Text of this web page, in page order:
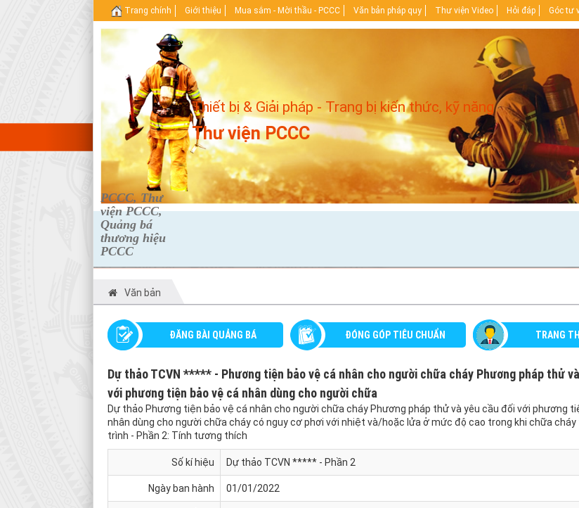
PCCC, Thư
viện PCCC,
Quảng bá
thương hiệu
PCCC
Thiết bị & Giải pháp - Trang bị kiến thức, kỹ năng
Thư viện PCCC
Trang chính Giới thiệu Mua sắm - Mời thầu - PCCC Văn bản pháp quy Thư viện Video Hỏi đáp Góc tư
Văn bản
ĐĂNG BÀI QUẢNG BÁ ĐÓNG GÓP TIÊU CHUẨN TRANG
Dự thảo TCVN ***** - Phương tiện bảo vệ cá nhân cho người chữa cháy Phương pháp thử
với phương tiện bảo vệ cá nhân dùng cho người chữa
Dự thảo Phương tiện bảo vệ cá nhân cho người chữa cháy Phương pháp thử và yêu cầu đối với phương
nhân dùng cho người chữa cháy có nguy cơ phơi với nhiệt và/hoặc lửa ở mức độ cao trong khi chữa
trình - Phần 2: Tính tương thích
Số kí hiệu Dự thảo TCVN ***** - Phần 2
Ngày ban hành 01/01/2022